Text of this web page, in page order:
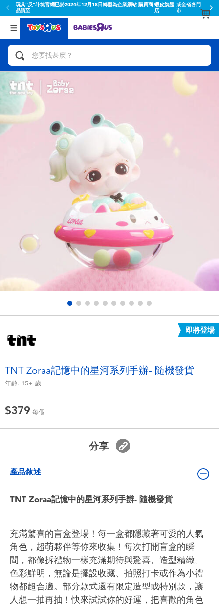
玩具"反"斗城官網已於2024年12月18日轉型為企業網站 購買商
品請至
蝦皮旗艦
店
或全省各門
市
返回
分類目錄
人氣英雄,角色扮演,射擊玩具
腳踏車,滑板車,騎乘車
拼砌組合及樂高LEGO
玩具車,貨車,火車及遙控系列
手工藝,文具,蠟筆,泥膠,畫板
娃娃, 芭比,收藏公仔
電子玩具
遊戲及拼圖系列
益智學習玩具
戶外及運動用品
夏日
電池
任天堂 Switch
盲盒
角色收藏
生活雜貨
返回
品牌
Toy Story玩具總動員
Super Mario超級瑪利歐
52TOYS
Fuggler
Miniso名創優品
LEGO樂高
Barbie芭比
Disney Frozen迪士尼冰雪奇緣
Marvel漫威
即將登場
TNT Zoraa記憶中的星河系列手辦- 隨機發貨
年齡: 15+ 歲
$379 每個
分享
產品敘述
TNT Zoraa記憶中的星河系列手辦- 隨機發貨
充滿驚喜的盲盒登場！每一盒都隱藏著可愛的人氣
角色，超萌夥伴等你來收集！每次打開盲盒的瞬
間，都像拆禮物一樣充滿期待與驚喜。造型精緻、
色彩鮮明，無論是擺設收藏、拍照打卡或作為小禮
物都超合適。部分款式還有限定造型或特別款，讓
人想一抽再抽！快來試試你的好運，把喜歡的角色